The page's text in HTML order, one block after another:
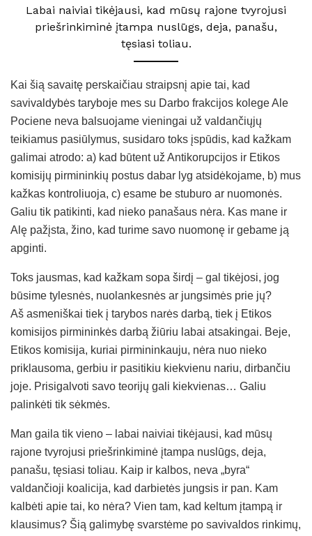
Labai naiviai tikėjausi, kad mūsų rajone tvyrojusi
priešrinkiminė įtampa nuslūgs, deja, panašu,
tęsiasi toliau.
Kai šią savaitę perskaičiau straipsnį apie tai, kad
savivaldybės taryboje mes su Darbo frakcijos kolege Ale
Pociene neva balsuojame vieningai už valdančiųjų
teikiamus pasiūlymus, susidaro toks įspūdis, kad kažkam
galimai atrodo: a) kad būtent už Antikorupcijos ir Etikos
komisijų pirmininkių postus dabar lyg atsidėkojame, b) mus
kažkas kontroliuoja, c) esame be stuburo ar nuomonės.
Galiu tik patikinti, kad nieko panašaus nėra. Kas mane ir
Alę pažįsta, žino, kad turime savo nuomonę ir gebame ją
apginti.
Toks jausmas, kad kažkam sopa širdį – gal tikėjosi, jog
būsime tylesnės, nuolankesnės ar jungsimės prie jų?
Aš asmeniškai tiek į tarybos narės darbą, tiek į Etikos
komisijos pirmininkės darbą žiūriu labai atsakingai. Beje,
Etikos komisija, kuriai pirmininkauju, nėra nuo nieko
priklausoma, gerbiu ir pasitikiu kiekvienu nariu, dirbančiu
joje. Prisigalvoti savo teorijų gali kiekvienas… Galiu
palinkėti tik sėkmės.
Man gaila tik vieno – labai naiviai tikėjausi, kad mūsų
rajone tvyrojusi priešrinkiminė įtampa nuslūgs, deja,
panašu, tęsiasi toliau. Kaip ir kalbos, neva „byra“
valdančioji koalicija, kad darbietės jungsis ir pan. Kam
kalbėti apie tai, ko nėra? Vien tam, kad keltum įtampą ir
klausimus? Šią galimybę svarstėme po savivaldos rinkimų,